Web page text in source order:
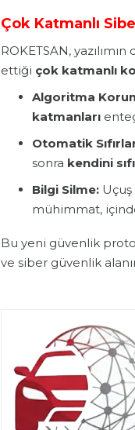
Çok Katmanlı
ROKETSAN,
ettiği çok katmanlı
Algoritma
katmanları
Otomatik
sonra kendini
Bilgi Silme: Uçuş
mühimmat,
Bu yeni güvenlik
ve siber güvenlik